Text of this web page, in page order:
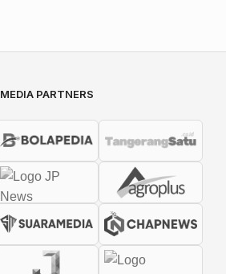
MEDIA PARTNERS